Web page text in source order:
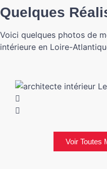
Quelques
Voici quelques photos de
intérieure en Loire-
Voir Toutes